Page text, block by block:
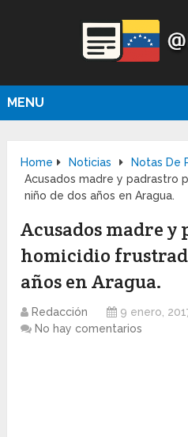
MENU
Home Noticias
Notas De
Acusados madre y padrastro
niño de dos años en Aragua.
Acusados madre
homicidio
años en Aragua.
Redacción 9 enero,
No hay comentarios